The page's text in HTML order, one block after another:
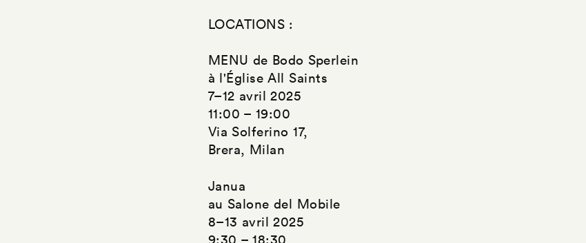
LOCATIONS :
MENU de Bodo Sperlein
à l'Église All Saints
7–12 avril 2025
11:00 – 19:00
Via Solferino 17,
Brera, Milan
Janua
au Salone del Mobile
8–13 avril 2025
9:30 – 18:30